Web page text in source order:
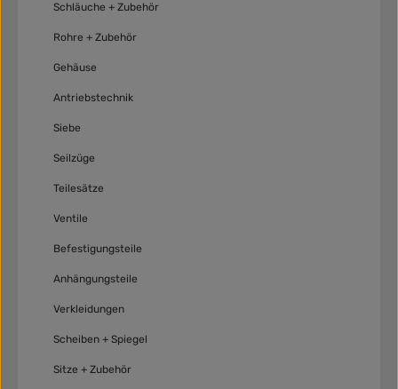
Schläuche + Zubehör
Rohre + Zubehör
Gehäuse
Antriebstechnik
Siebe
Seilzüge
Teilesätze
Ventile
Befestigungsteile
Anhängungsteile
Verkleidungen
Scheiben + Spiegel
Sitze + Zubehör